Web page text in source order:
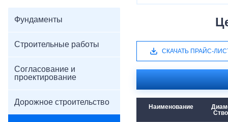
Фундаменты
Строительные работы
Согласование и
проектирование
Дорожное строительство
СКАЧАТЬ ПРАЙС-
Наименование